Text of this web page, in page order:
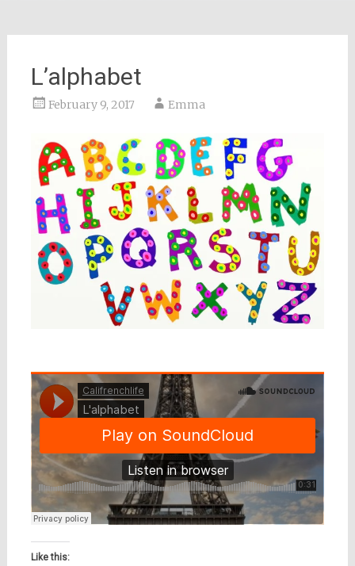
L’alphabet
February 9, 2017 Emma
Like this: